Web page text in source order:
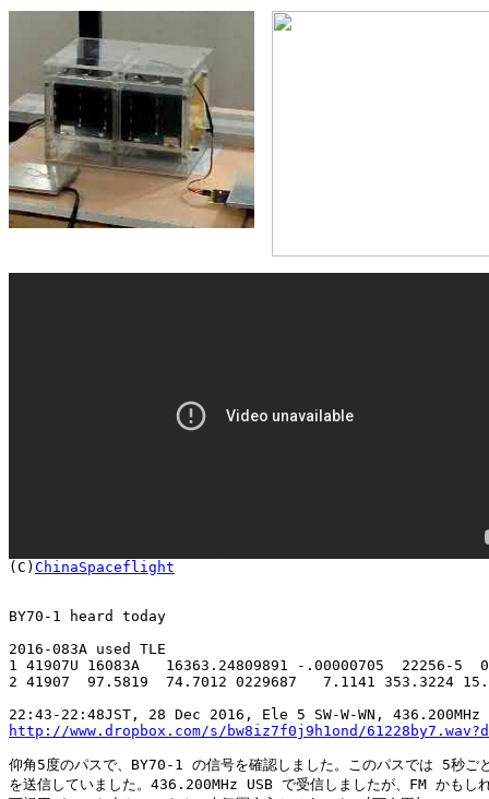
(C) ChinaSpaceflight
BY70-1 heard today
2016-083A used TLE
1 41907U 16083A   16363.24809891 -.00000705  22256-5
2 41907  97.5819  74.7012 0229687   7.1141 353.3224
http://www.dropbox.com/s/bw8iz7f0j9h1ond/
仰角5度のパスで、BY70-1 の信号を確認しました。このパスでは 5秒ご
を送信していました。436.200MHz USB で受信しましたが、FM かもし